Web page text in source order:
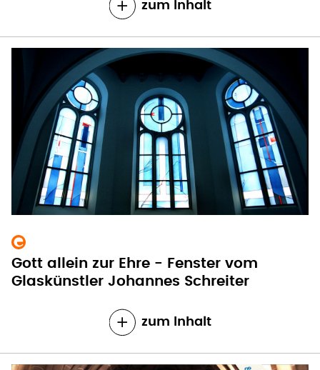
zum Inhalt
Gott allein zur Ehre - Fenster vom
Glaskünstler Johannes Schreiter
zum Inhalt